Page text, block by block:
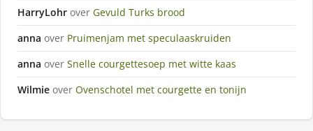
HarryLohr over Gevuld Turks brood
anna over Pruimenjam met speculaaskruiden
anna over Snelle courgettesoep met witte kaas
Wilmie over Ovenschotel met courgette en tonijn